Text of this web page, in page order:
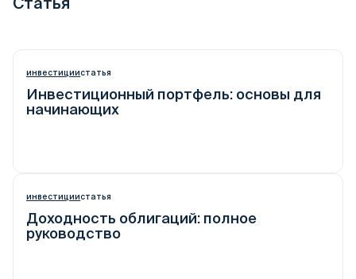
инвестициистатья
Инвестиционный портфель: основы для
начинающих
инвестициистатья
Доходность облигаций: полное
руководство